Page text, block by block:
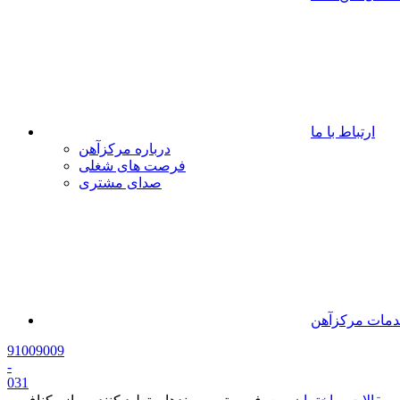
ارتباط با ما
درباره مرکزآهن
فرصت های شغلی
صدای مشتری
مرکزآهن
91009009
-
031